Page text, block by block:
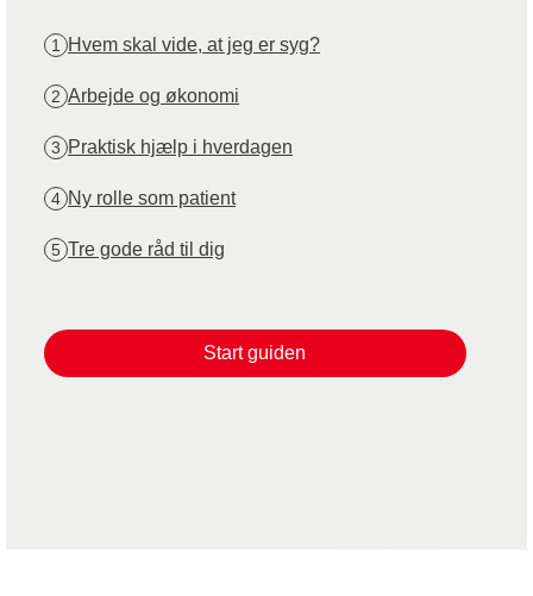
1 Hvem skal vide, at jeg er syg?
2 Arbejde og økonomi
3 Praktisk hjælp i hverdagen
4 Ny rolle som patient
5 Tre gode råd til dig
Start guiden